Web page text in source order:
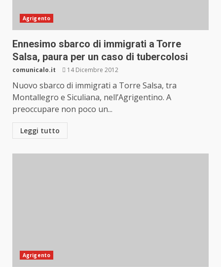
Agrigento
Ennesimo sbarco di immigrati a Torre
Salsa, paura per un caso di tubercolosi
comunicalo.it 14 Dicembre 2012
Nuovo sbarco di immigrati a Torre Salsa, tra
Montallegro e Siculiana, nell’Agrigentino. A
preoccupare non poco un...
Leggi tutto
Agrigento